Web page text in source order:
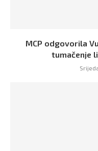
MCP odgovorila
tumačenje